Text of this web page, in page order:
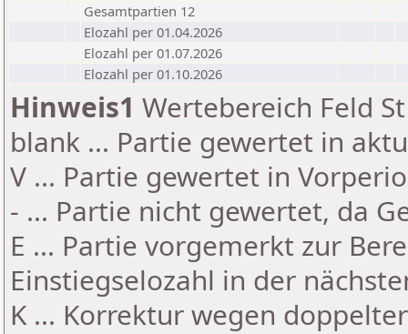
Gesamtpartien 12
Elozahl per 01.04.2026
Elozahl per 01.07.2026
Elozahl per 01.10.2026
Hinweis1 Wertebereich Feld
blank ... Partie gewertet in
V ... Partie gewertet in
- ... Partie nicht gewertet, da
E ... Partie vorgemerkt zur
Einstiegselozahl in der
K ... Korrektur wegen